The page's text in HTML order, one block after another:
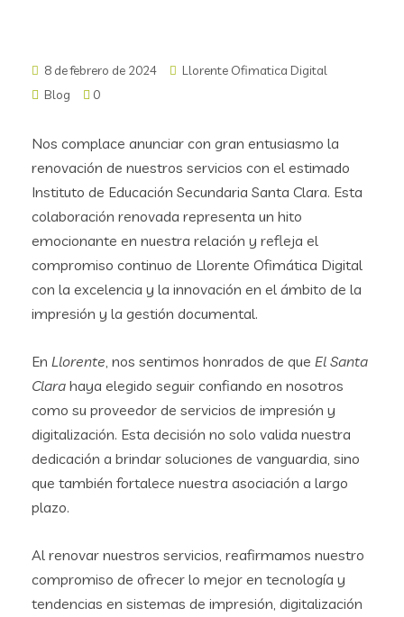
8 de febrero de 2024
Llorente Ofimatica Digital
Blog
0
Nos complace anunciar con gran entusiasmo la
renovación de nuestros servicios con el estimado
Instituto de Educación Secundaria Santa Clara. Esta
colaboración renovada representa un hito
emocionante en nuestra relación y refleja el
compromiso continuo de Llorente Ofimática Digital
con la excelencia y la innovación en el ámbito de la
impresión y la gestión documental.
En Llorente , nos sentimos honrados de que El Santa
Clara haya elegido seguir confiando en nosotros
como su proveedor de servicios de impresión y
digitalización. Esta decisión no solo valida nuestra
dedicación a brindar soluciones de vanguardia, sino
que también fortalece nuestra asociación a largo
plazo.
Al renovar nuestros servicios, reafirmamos nuestro
compromiso de ofrecer lo mejor en tecnología y
tendencias en sistemas de impresión, digitalización